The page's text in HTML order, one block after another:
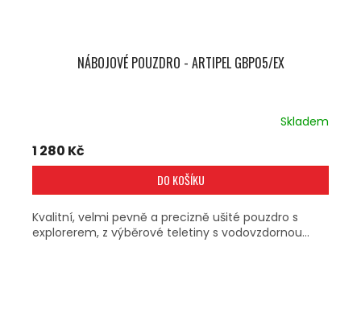
NÁBOJOVÉ POUZDRO - ARTIPEL GBP05/EX
Skladem
1 280 Kč
DO KOŠÍKU
Kvalitní, velmi pevně a precizně ušité pouzdro s
explorerem, z výběrové teletiny s vodovzdornou...